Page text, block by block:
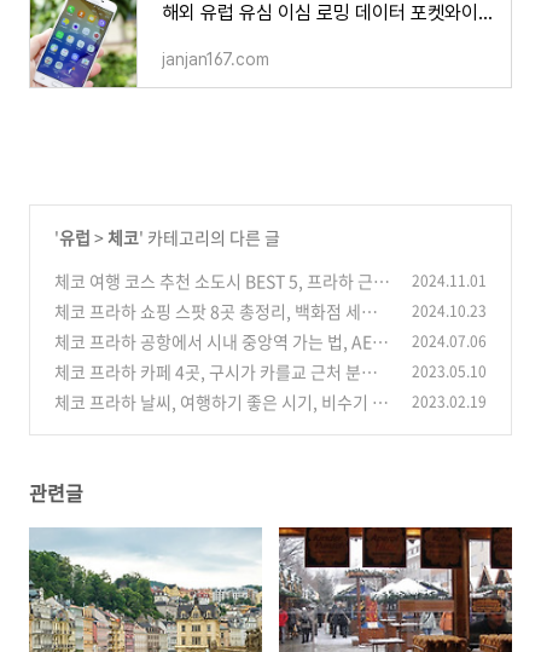
해외 유럽 유심 이심 로밍 데이터 포켓와이파이 비교 장점과 단점 준비물 여행
janjan167.com
'유럽 >체코' 카테고리의 다른 글
체코 여행 코스 추천 소도시 BEST 5, 프라하 근교
서부 보헤미안 모라비아 지역 코스 가볼만한 곳
(0)
2024.11.01
체코 프라하 쇼핑 스팟 8곳 총정리, 백화점 세일
쇼핑센터 저렴한 슈퍼마켓 시장 아웃렛 가는법 무
료 화장실
(0)
2024.10.23
체코 프라하 공항에서 시내 중앙역 가는 법, AE
공항버스 메트로 우버 티켓 요금 (0)
2024.07.06
체코 프라하 카페 4곳, 구시가 카를교 근처 분위
기 좋은 커피 디저트 맛집 (0)
2023.05.10
체코 프라하 날씨, 여행하기 좋은 시기, 비수기 성
2023.02.19
관련글